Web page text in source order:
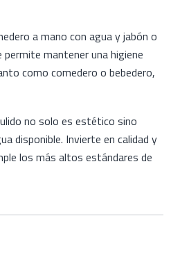
a mano con agua y jabón o
mantener una higiene
como comedero o bebedero,
no solo es estético sino
disponible. Invierte en calidad y
los más altos estándares de